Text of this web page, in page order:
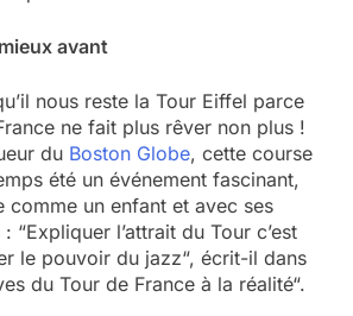
avant
nous reste la Tour Eiffel parce
ne fait plus rêver non plus !
du Boston Globe, cette course
été un événement fascinant,
comme un enfant et avec ses
“Expliquer l’attrait du Tour c’est
le pouvoir du jazz“, écrit-il dans
du Tour de France à la réalité“.